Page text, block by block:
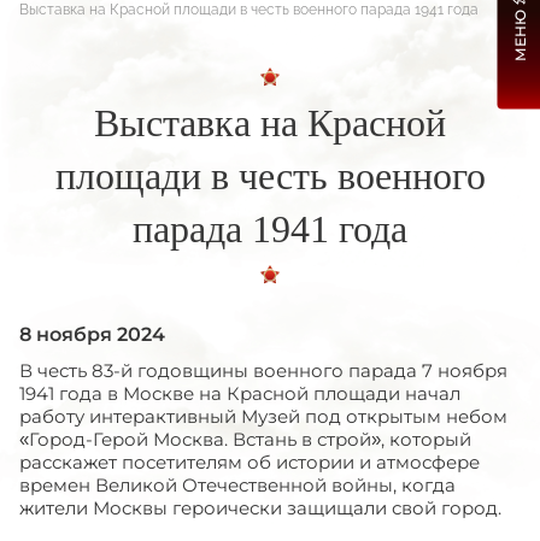
Выставка на Красной площади в честь военного парада 1941 года
Выставка на Красной
площади в честь военного
парада 1941 года
8 ноября 2024
В честь 83-й годовщины военного парада 7 ноября
1941 года в Москве на Красной площади начал
работу интерактивный Музей под открытым небом
«Город-Герой Москва. Встань в строй», который
расскажет посетителям об истории и атмосфере
времен Великой Отечественной войны, когда
жители Москвы героически защищали свой город.
МЕНЮ